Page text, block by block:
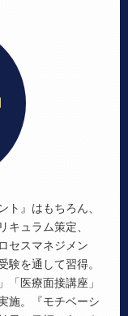
ト』はもちろん、
キュラム策定、
セスマネジメン
験を通して習得。
「医療面接講座」
施。『モチベーシ